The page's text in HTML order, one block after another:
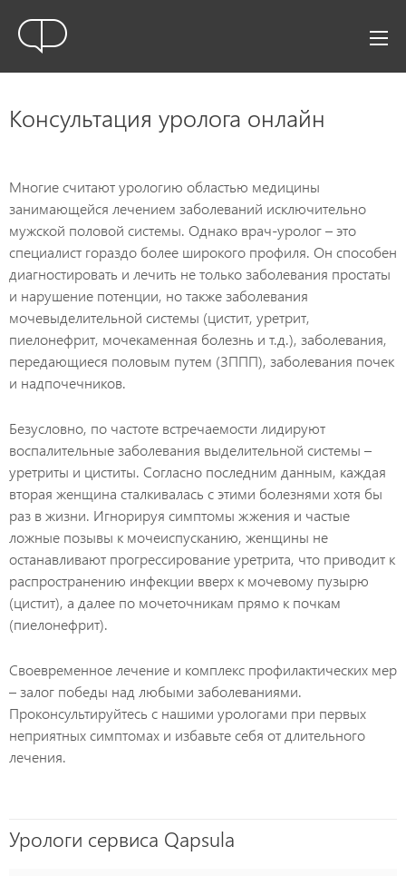
Консультация уролога онлайн
Многие считают урологию областью медицины
занимающейся лечением заболеваний исключительно
мужской половой системы. Однако врач-уролог – это
специалист гораздо более широкого профиля. Он способен
диагностировать и лечить не только заболевания простаты
и нарушение потенции, но также заболевания
мочевыделительной системы (цистит, уретрит,
пиелонефрит, мочекаменная болезнь и т.д.), заболевания,
передающиеся половым путем (ЗППП), заболевания почек
и надпочечников.
Безусловно, по частоте встречаемости лидируют
воспалительные заболевания выделительной системы –
уретриты и циститы. Согласно последним данным, каждая
вторая женщина сталкивалась с этими болезнями хотя бы
раз в жизни. Игнорируя симптомы жжения и частые
ложные позывы к мочеиспусканию, женщины не
останавливают прогрессирование уретрита, что приводит к
распространению инфекции вверх к мочевому пузырю
(цистит), а далее по мочеточникам прямо к почкам
(пиелонефрит).
Своевременное лечение и комплекс профилактических мер
– залог победы над любыми заболеваниями.
Проконсультируйтесь с нашими урологами при первых
неприятных симптомах и избавьте себя от длительного
лечения.
Урологи сервиса Qapsula